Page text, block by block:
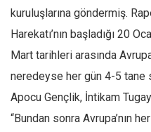
kuruluşlarına göndermiş.
Harekatı’nın başladığı 20
Mart tarihleri arasında
neredeyse her gün 4-5 tane
Apocu Gençlik, İntikam
“Bundan sonra Avrupa’nın